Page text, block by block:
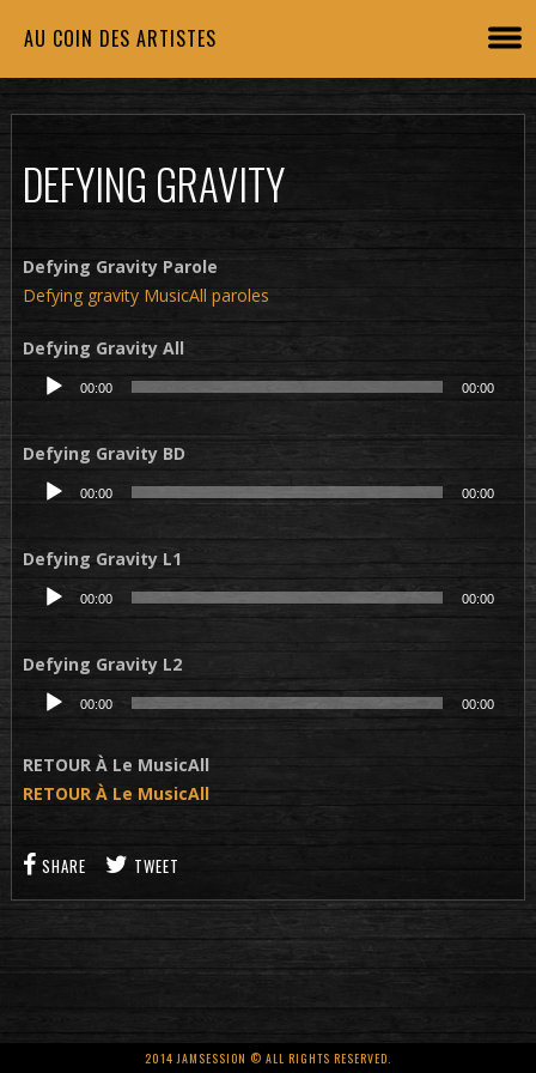
AU COIN DES ARTISTES
DEFYING GRAVITY
Defying Gravity Parole
Defying gravity MusicAll paroles
Defying Gravity All
Lecteur
00:00 00:00
Defying Gravity BD
Lecteur
00:00 00:00
Defying Gravity L1
Lecteur
00:00 00:00
Defying Gravity L2
Lecteur
00:00 00:00
RETOUR À Le MusicAll
RETOUR À Le MusicAll
SHARE TWEET
2014 JAMSESSION © ALL RIGHTS RESERVED.